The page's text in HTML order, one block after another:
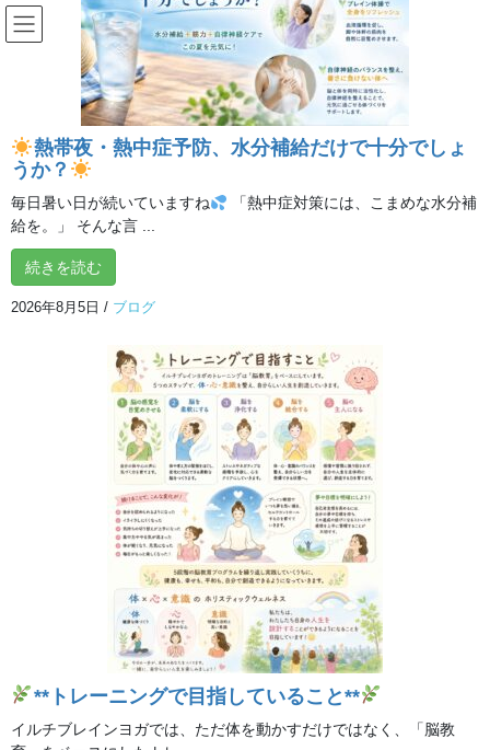
コ
ン
ス
ッ
プ
ナ
ビ
ン
移
動
投稿
HOME
会員さんからの声「膝の痛みがなおり、普通に歩くようになりました」
KakaoTalk_20250711_121756776
2025年7月11日 / 最終更新日時 :
スタジオ
KakaoTalk_20250711_121756776
熱帯夜・熱中症予防、水分補給だけで十分でしょ
うか？
毎日暑い日が続いていますね
「熱中症対策には、こまめな水分補
給を。」 そんな言 ...
続きを読む
2026年8月5日 / ブログ
**トレーニングで目指していること**
イルチブレインヨガでは、ただ体を動かすだけではなく、「脳教